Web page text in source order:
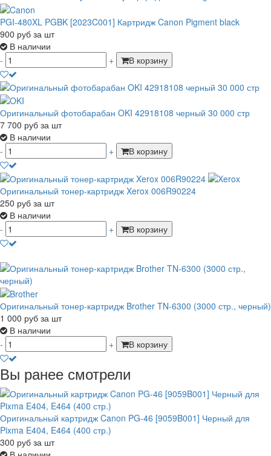
PGI-480XL PGBK [2023C001] Картридж Canon Pigment black
900 руб за шт
В наличии
-
+ В корзину
Оригинальный фотобарабан OKI 42918108 черный 30 000 стр
7 700 руб за шт
В наличии
-
+ В корзину
Оригинальный тонер-картридж Xerox 006R90224
250 руб за шт
В наличии
-
+ В корзину
Оригинальный тонер-картридж Brother TN-6300 (3000 стр., черный)
1 000 руб за шт
В наличии
-
+ В корзину
Вы ранее смотрели
Оригинальный картридж Canon PG-46 [9059B001] Черный для
Pixma E404, E464 (400 стр.)
300 руб за шт